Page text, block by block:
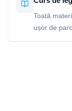
Toată
ușor de